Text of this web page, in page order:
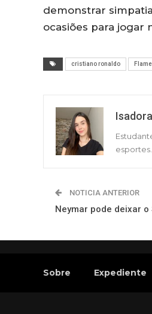
demonstrar
ocasiões para jogar
cristiano ronaldo
esportes.
NOTICIA ANTERIOR
Neymar pode deixar
Sobre Expediente